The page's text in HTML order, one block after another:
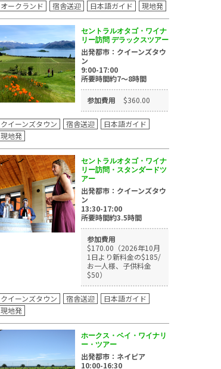
オークランド 宿舎送迎 日本語ガイド 現地発
セントラルオタゴ・ワイナ
リー訪問 デラックスツアー
出発都市：クイーンズタウ
ン
9:00-17:00
所要時間約7～8時間
参加費用 $360.00
クイーンズタウン 宿舎送迎
日本語ガイド
現地発
セントラルオタゴ・ワイナ
リー訪問・スタンダードツ
アー
出発都市：クイーンズタウ
ン
13:30-17:00
所要時間約3.5時間
参加費用
$170.00（2026年10月
1日より新料金の$185/
お一人様、子供料金
$50）
クイーンズタウン 宿舎送迎
日本語ガイド
現地発
ホークス・ベイ・ワイナリ
ー・ツアー
出発都市：ネイピア
10:00-16:30